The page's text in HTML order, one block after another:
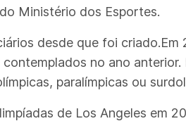
Ministério dos Esportes.
desde que foi
no ano
paralímpicas ou
de Los Angeles em